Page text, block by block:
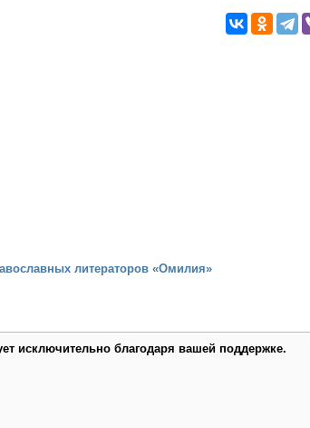
литераторов «Омилия»
исключительно благодаря вашей поддержке.